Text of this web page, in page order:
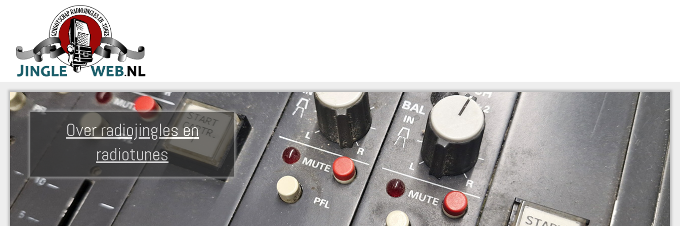
Over radiojingles en
radiotunes